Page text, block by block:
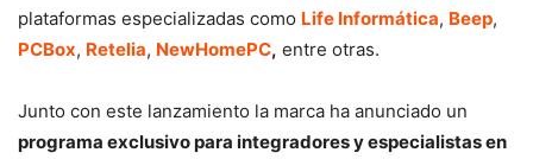
plataformas especializadas como Life Informática, Beep,
PCBox, Retelia, NewHomePC, entre otras.
Junto con este lanzamiento la marca ha anunciado un
programa exclusivo para integradores y especialistas en